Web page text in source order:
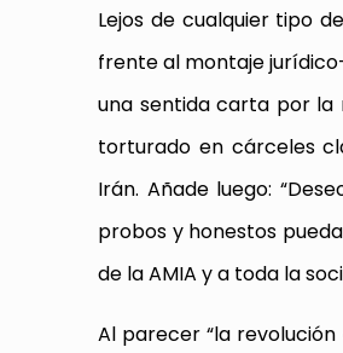
Lejos de cualquier tipo
frente al montaje
una sentida carta por la
torturado en cárceles
Irán. Añade luego:
probos y honestos
de la AMIA y a toda la
Al parecer “la